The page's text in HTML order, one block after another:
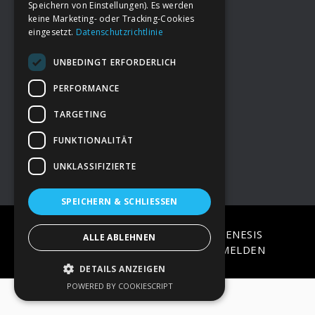
FooterDeine Spende
→ Impressum
→Kontakt zum PAO Team
COPYRIGHT © 2026 · ON
GENESIS
FRAMEWORK·WORDPRESS·ANMELDEN
Speichern von Einstellungen). Es werden
keine Marketing- oder Tracking-Cookies
eingesetzt. Datenschutzrichtlinie
UNBEDINGT ERFORDERLICH
PERFORMANCE
TARGETING
FUNKTIONALITÄT
UNKLASSIFIZIERTE
SPEICHERN & SCHLIESSEN
ALLE ABLEHNEN
DETAILS ANZEIGEN
POWERED BY COOKIESCRIPT